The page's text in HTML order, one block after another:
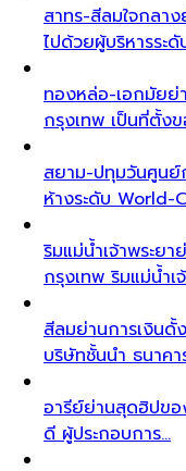
สาทร-สีลมใจกลา
ไปด้วยผู้บริหารระ
ทองหล่อ-เอกมัยย่
กรุงเทพ เป็นที่ตั้ง
สยาม-ปทุมวันศูนย์
ห้างระดับ World-
ริมแม่น้ำเจ้าพระยา
กรุงเทพ ริมแม่น้ำเ
สีลมย่านการเงินดั้
บริษัทชั้นนำ ธนาค
อารีย์ย่านสุดฮิปขอ
ดี ผู้ประกอบการ…